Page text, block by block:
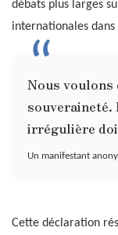
débats plus larges
internationales
Nous voulons
souveraineté.
irrégulière
Un manifestant
Cette déclaration